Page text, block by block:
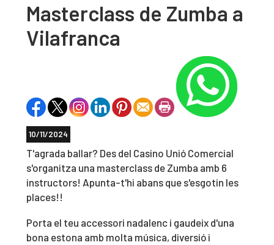
Masterclass de Zumba a
Vilafranca
10/11/2024
T'agrada ballar? Des del Casino Unió Comercial
s'organitza una masterclass de Zumba amb 6
instructors! Apunta-t'hi abans que s'esgotin les
places!!
Porta el teu accessori nadalenc i gaudeix d'una
bona estona amb molta música, diversió i